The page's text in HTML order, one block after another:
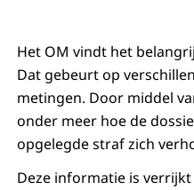
Het OM vindt het
Dat gebeurt op
metingen. Door middel
onder meer hoe de
opgelegde straf zich
Deze informatie is